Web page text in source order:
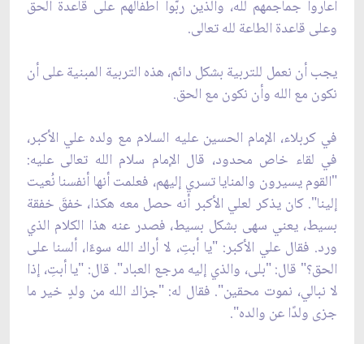
أعاروا جماجمهم لله، والذين ربّوا أطفالهم على قاعدة الحق
وعلى قاعدة الطاعة لله تعالى.
يجب أن نعمل للتربية بشكل دائم، هذه التربية المبنية على أن
نكون مع الله وأن نكون مع الحق.
في كربلاء، الإمام الحسين عليه السلام مع ولده علي الأكبر،
في لقاء خاص محدود، قال الإمام سلام الله تعالى عليه:
"القوم يسيرون والمنايا تسري إليهم، فعلمت أنها أنفسنا نُعيت
إلينا". كان يذكر لعلي الأكبر أنه حصل معه هكذا، خفقَ خفقة
بسيط، يعني سهى بشكل بسيط، فصدر عنه هذا الكلام الذي
ورد. فقال علي الأكبر: "يا أبتِ، لا أراك الله سوءًا، ألسنا على
الحق؟" قال: "بلى، والذي إليه مرجع العباد". قال: "يا أبتِ، إذا
لا نبالي، نموت محقين". فقال له: "جزاك الله من ولدٍ خير ما
جزى ولدًا عن والده".